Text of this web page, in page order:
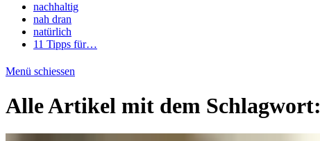
nachhaltig
nah dran
natürlich
11 Tipps für…
Menü schiessen
Alle Artikel mit dem Schlagwort: